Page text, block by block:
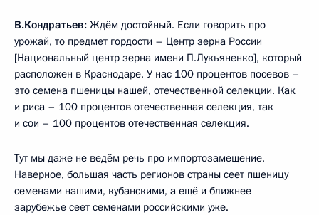
В.Кондратьев: Ждём достойный. Если говорить про
урожай, то предмет гордости – Центр зерна России
[Национальный центр зерна имени П.Лукьяненко], который
расположен в Краснодаре. У нас 100 процентов посевов –
это семена пшеницы нашей, отечественной селекции. Как
и риса – 100 процентов отечественная селекция, так
и сои – 100 процентов отечественная селекция.
Тут мы даже не ведём речь про импортозамещение.
Наверное, большая часть регионов страны сеет пшеницу
семенами нашими, кубанскими, а ещё и ближнее
зарубежье сеет семенами российскими уже.